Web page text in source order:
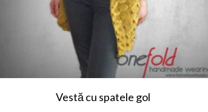
Vestă cu spatele gol